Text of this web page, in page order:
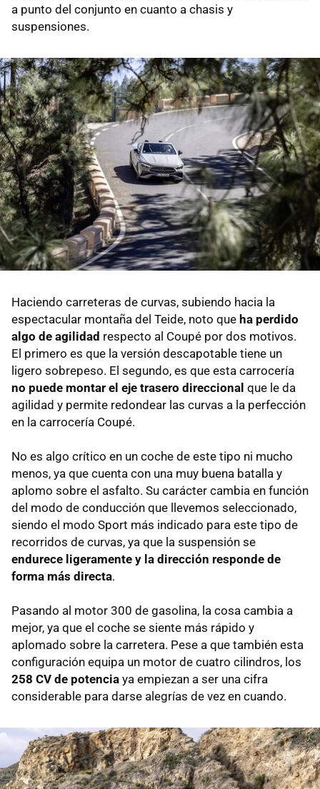
a punto del conjunto en cuanto a chasis y
suspensiones.
Haciendo carreteras de curvas, subiendo hacia la
espectacular montaña del Teide, noto que ha perdido
algo de agilidad respecto al Coupé por dos motivos.
El primero es que la versión descapotable tiene un
ligero sobrepeso. El segundo, es que esta carrocería
no puede montar el eje trasero direccional que le da
agilidad y permite redondear las curvas a la perfección
en la carrocería Coupé.
No es algo crítico en un coche de este tipo ni mucho
menos, ya que cuenta con una muy buena batalla y
aplomo sobre el asfalto. Su carácter cambia en función
del modo de conducción que llevemos seleccionado,
siendo el modo Sport más indicado para este tipo de
recorridos de curvas, ya que la suspensión se
endurece ligeramente y la dirección responde de
forma más directa.
Pasando al motor 300 de gasolina, la cosa cambia a
mejor, ya que el coche se siente más rápido y
aplomado sobre la carretera. Pese a que también esta
configuración equipa un motor de cuatro cilindros, los
258 CV de potencia ya empiezan a ser una cifra
considerable para darse alegrías de vez en cuando.